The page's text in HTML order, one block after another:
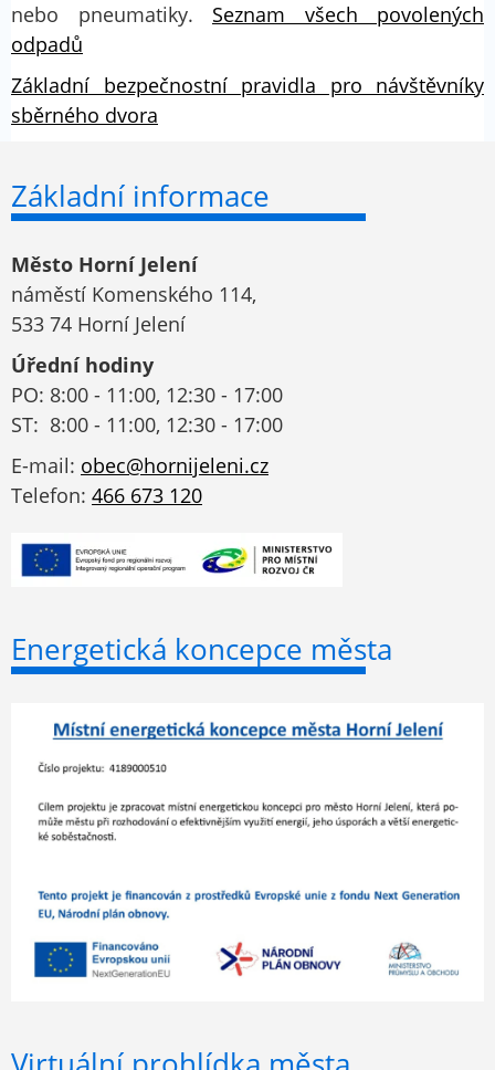
nebo pneumatiky. Seznam všech povolených
odpadů
Základní bezpečnostní pravidla pro návštěvníky
sběrného dvora
Základní informace
Město Horní Jelení
náměstí Komenského 114,
533 74 Horní Jelení
Úřední hodiny
PO: 8:00 - 11:00, 12:30 - 17:00
ST: 8:00 - 11:00, 12:30 - 17:00
E-mail: obec@hornijeleni.cz
Telefon: 466 673 120
Energetická koncepce města